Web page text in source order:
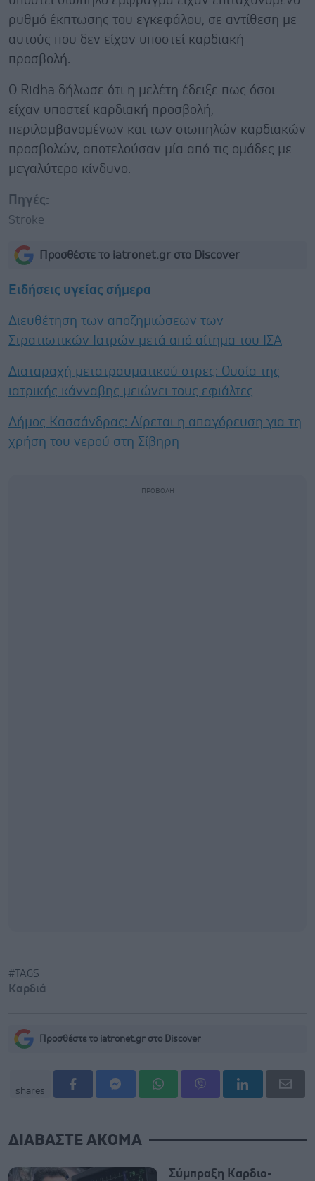
ρυθμό έκπτωσης του εγκεφάλου, σε αντίθεση με
αυτούς που δεν είχαν υποστεί καρδιακή
προσβολή.
Ο Ridha δήλωσε ότι η μελέτη έδειξε πως όσοι
είχαν υποστεί καρδιακή προσβολή,
περιλαμβανομένων και των σιωπηλών καρδιακών
προσβολών, αποτελούσαν μία από τις ομάδες με
μεγαλύτερο κίνδυνο.
Πηγές:
Stroke
Προσθέστε το iatronet.gr στο Discover
Ειδήσεις υγείας σήμερα
Διευθέτηση των αποζημιώσεων των
Στρατιωτικών Ιατρών μετά από αίτημα του ΙΣΑ
Διαταραχή μετατραυματικού στρες: Ουσία της
ιατρικής κάνναβης μειώνει τους εφιάλτες
Δήμος Κασσάνδρας: Αίρεται η απαγόρευση για τη
χρήση του νερού στη Σίβηρη
#TAGS
Καρδιά
Προσθέστε το iatronet.gr στο Discover
shares
ΔΙΑΒΑΣΤΕ ΑΚΟΜΑ
Σύμπραξη Καρδιο-